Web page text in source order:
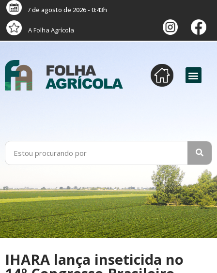
7 de agosto de 2026 - 0:43h
A Folha Agrícola
IHARA lança inseticida no